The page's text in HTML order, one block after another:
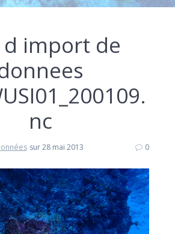
d import de
nc
sur 28 mai 2013 0